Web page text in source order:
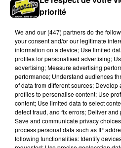
Du mercredi 4 au samedi 7
à Chartres (10 avenue Jehan
boite noire.
priorité
We and our (447) partnersdo the
your consent and/or our legitimate
information on a device; Use limited
profiles for personalised advertising;
advertising; Measure advertising
performance; Understand audiences
of data from different sources;
profiles to personalise content; Use
content; Use limited data to select
detect fraud, and fix errors; Deliver
Save and communicate privacy
process personal data such as IP
following functionalities: Identify